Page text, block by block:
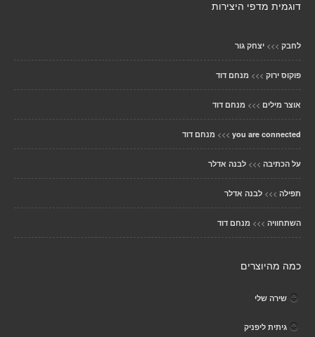
דוגמית מדפי היצירות
לחבק >>> יצחק גור
פוקוס ירוק >>> מנחם דוד
אוצר מילים >>> מנחם דוד
you are connected
>>> מנחם דוד
על הכתיבה >>> לבנה אדלר
תפילה >>> לבנה אדלר
השתחוויה >>> מנחם דוד
כמה מהיוצרים
שירה שלי
גיתית ליפניק